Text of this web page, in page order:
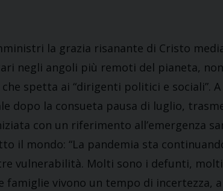
la grazia risanante di Cristo
negli angoli più remoti del pianeta,
spetta ai “dirigenti politici e sociali”.
dopo la consueta pausa di luglio,
con un riferimento all’emergenza
il mondo: “La pandemia sta
vulnerabilità. Molti sono i defunti,
famiglie vivono un tempo di incertezza,